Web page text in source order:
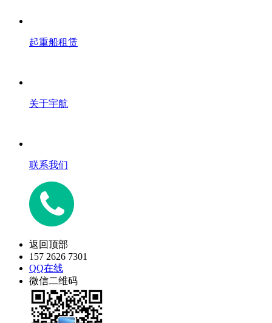
起重船租赁
关于宇航
联系我们
返回顶部
157 2626 7301
QQ在线
微信二维码